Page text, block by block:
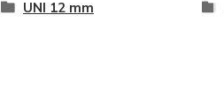
UNI 12 mm